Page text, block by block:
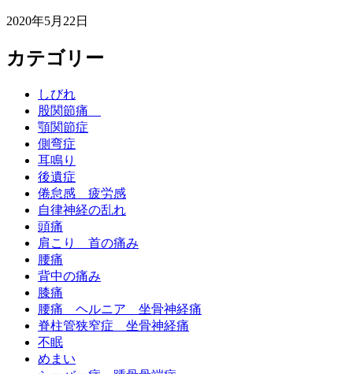
2020年5月22日
カテゴリー
しびれ
股関節痛
顎関節症
側弯症
耳鳴り
後遺症
倦怠感 疲労感
自律神経の乱れ
頭痛
肩こり 首の痛み
腰痛
背中の痛み
膝痛
腰痛 ヘルニア 坐骨神経痛
脊柱管狭窄症 坐骨神経痛
不眠
めまい